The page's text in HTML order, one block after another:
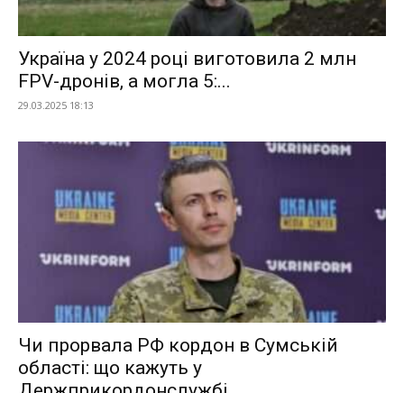
Україна у 2024 році виготовила 2 млн
FPV-дронів, а могла 5:...
29.03.2025 18:13
Чи прорвала РФ кордон в Сумській
області: що кажуть у